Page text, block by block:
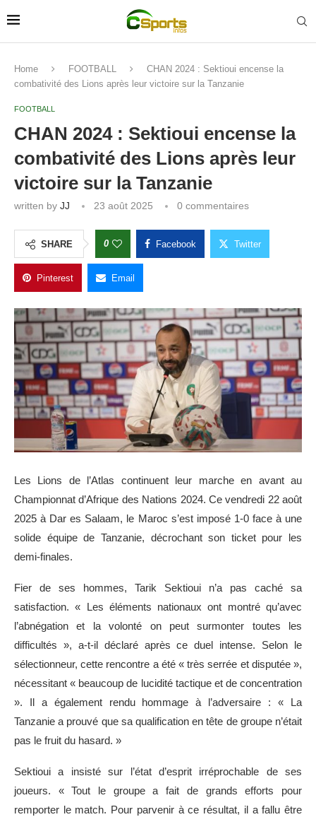
Home FOOTBALL
CHAN 2024 : Sektioui encense la
combativité des Lions après leur victoire sur la Tanzanie
FOOTBALL
CHAN 2024 : Sektioui encense la
combativité des Lions après leur
victoire sur la Tanzanie
written by JJ 23 août 2025 0 commentaires
SHARE 0 Facebook Twitter
Pinterest Email
Les Lions de l’Atlas continuent leur marche en avant au
Championnat d’Afrique des Nations 2024. Ce vendredi 22 août
2025 à Dar es Salaam, le Maroc s’est imposé 1-0 face à une
solide équipe de Tanzanie, décrochant son ticket pour les
demi-finales.
Fier de ses hommes, Tarik Sektioui n’a pas caché sa
satisfaction. « Les éléments nationaux ont montré qu’avec
l’abnégation et la volonté on peut surmonter toutes les
difficultés », a-t-il déclaré après ce duel intense. Selon le
sélectionneur, cette rencontre a été « très serrée et disputée »,
nécessitant « beaucoup de lucidité tactique et de concentration
». Il a également rendu hommage à l’adversaire : « La
Tanzanie a prouvé que sa qualification en tête de groupe n’était
pas le fruit du hasard. »
Sektioui a insisté sur l’état d’esprit irréprochable de ses
joueurs. « Tout le groupe a fait de grands efforts pour
remporter le match. Pour parvenir à ce résultat, il a fallu être